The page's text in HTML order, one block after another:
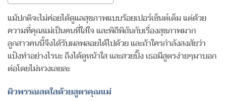
แม้ปกติจะไม่ค่อยได้ดูแลสุขภาพแบบร้อยเปอร์เซ็นต์เต็ม แต่ด้วย
ความที่คุณแม่เป็นคนที่ใส่ใจ และพิถีพิถันกับเรื่องสุขภาพมาก
ลูกสาวคนนี้จึงได้รับผลพลอยได้ไปด้วย และถ้าใครกำลังสงสัยว่า
แป้งทำอย่างไรนะ ถึงได้ดูหน้าใส และสวยปิ๊ง เธอมีสูตรง่ายๆมาบอก
ต่อโดยไม่หวงเลยละ
ผิวพรรณสดใสด้วยสูตรคุณแม่